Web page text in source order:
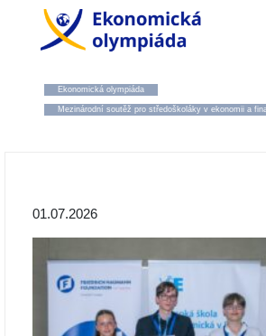
Ekonomická olympiáda
Mezinárodní soutěž pro středoškoláky v ekonomii a
01.07.2026